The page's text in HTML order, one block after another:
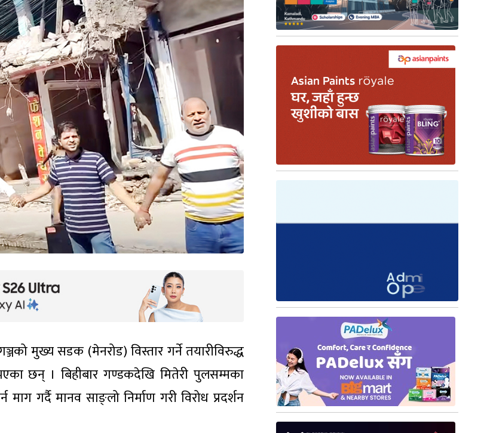
मुख्य सडक (मेनरोड) विस्तार गर्ने तयारीविरुद्ध
छन् । बिहीबार गण्डकदेखि मितेरी पुलसम्मका
गर्दै मानव साङ्लो निर्माण गरी विरोध प्रदर्शन